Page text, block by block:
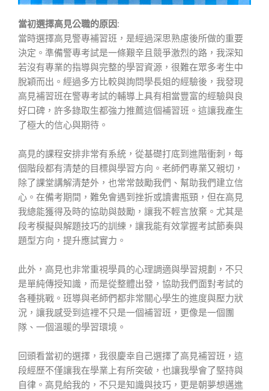
當初選擇高見公職的原因:
當時選擇高見警專補習班，是經過深思熟慮後所做的重要
決定。準備警專考試是一條艱辛且競爭激烈的路，我深知
若沒有專業的指導與完整的學習資源，很難在眾多考生中
脫穎而出。經過多方比較與詢問學長姐的經驗後，我發現
高見補習班在警專考試的輔導上具有相當豐富的經驗與良
好口碑，許多錄取生都強力推薦這個補習班。這讓我產生
了極大的信心與期待。
高見的課程安排非常有系統，從基礎打底到進階衝刺，每
個階段都有清楚的目標與學習方向。老師們專業又親切，
除了課堂講解清楚外，也常常鼓勵我們、幫助我們建立信
心。在備考期間，難免會遇到挫折或讀書瓶頸，但在高見
我總能獲得及時的協助與鼓勵，讓我不輕言放棄。尤其是
段考模擬與解題技巧的訓練，讓我能有效掌握考試節奏與
題型方向，提升應試實力。
此外，高見也非常重視學員的心理調適與學習規劃，不只
是單純傳授知識，而是從整體出發，協助我們面對考試的
各種挑戰。班導與老師們都非常關心學生的進度與壓力狀
況，讓我感受到這裡不只是一個補習班，更像是一個團
隊、一個溫暖的學習環境。
回頭看當初的選擇，我很慶幸自己選擇了高見補習班，這
段經歷不僅讓我在學業上有所突破，也讓我學會了堅持與
自律。高見給我的，不只是知識與技巧，更是朝夢想邁進